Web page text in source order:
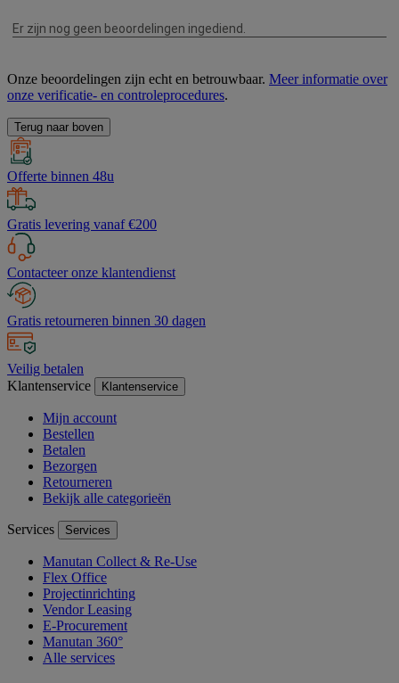
Onze beoordelingen zijn echt en betrouwbaar. Meer informatie over
onze verificatie- en controleprocedures.
Terug naar boven
Offerte binnen 48u
Gratis levering vanaf €200
Contacteer onze klantendienst
Gratis retourneren binnen 30 dagen
Veilig betalen
Klantenservice
Klantenservice
Mijn account
Bestellen
Betalen
Bezorgen
Retourneren
Bekijk alle categorieën
Services Services
Manutan Collect & Re-Use
Flex Office
Projectinrichting
Vendor Leasing
E-Procurement
Manutan 360°
Alle services